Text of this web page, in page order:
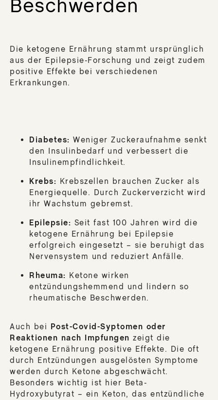
Beschwerden
Die ketogene Ernährung stammt ursprünglich
aus der Epilepsie-Forschung und zeigt zudem
positive Effekte bei verschiedenen
Erkrankungen.
Diabetes: Weniger Zuckeraufnahme senkt
den Insulinbedarf und verbessert die
Insulinempfindlichkeit.
Krebs: Krebszellen brauchen Zucker als
Energiequelle. Durch Zuckerverzicht wird
ihr Wachstum gebremst.
Epilepsie: Seit fast 100 Jahren wird die
ketogene Ernährung bei Epilepsie
erfolgreich eingesetzt – sie beruhigt das
Nervensystem und reduziert Anfälle.
Rheuma: Ketone wirken
entzündungshemmend und lindern so
rheumatische Beschwerden.
Auch bei Post-Covid-Syptomen oder
Reaktionen nach Impfungen zeigt die
ketogene Ernährung positive Effekte. Die oft
durch Entzündungen ausgelösten Symptome
werden durch Ketone abgeschwächt.
Besonders wichtig ist hier Beta-
Hydroxybutyrat – ein Keton, das entzündliche